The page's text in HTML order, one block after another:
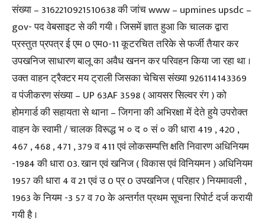
संख्या – 3162210921510638 की जांच www – upmines upsdc –
gov- पद वेबसाइट से की गयी । जिसमें ज्ञात हुआ कि चालक द्वारा
प्रस्तुत प्रपत्र ई एम 0 एम0-11 कूटरचित तरिके से फर्जी तैयार कर
उपखनिज साधारण बालू का अवैध खनन कर परिवहन किया जा रहा था ।
उक्त वाहन ट्रैक्टर मय ट्राली जिसका चेचिस संख्या 926114143369
व पंजीकरण संख्या – UP 63AF 3598 ( आयसर सिल्वर रंग ) को
होमगार्ड की सहायता से थाना – जिगना की अभिरक्षा में देते हुये उपरोक्त
वाहन के स्वामी / चालक विरूद्ध भ ० द ० सं ० की धारा 419 , 420 ,
467 , 468 , 471 , 379 व 411 एवं लोकसम्पत्ति क्षति निवारण अधिनियम
-1984 की धारा 03. खान एवं खनिज ( विकास एवं विनियमन ) अधिनियम
1957 की धारा 4 व 21 एवं उ 0 प्र 0 उपखनिज ( परिहार ) नियमावली ,
1963 के नियम -3 57 व 70 के अन्तर्गत प्रथम सूचना रिपोर्ट दर्ज करायी
गयी है ।